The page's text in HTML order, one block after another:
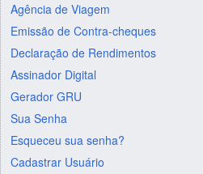
Agência de Viagem
Emissão de Contra-cheques
Declaração de Rendimentos
Assinador Digital
Gerador GRU
Sua Senha
Esqueceu sua senha?
Cadastrar Usuário